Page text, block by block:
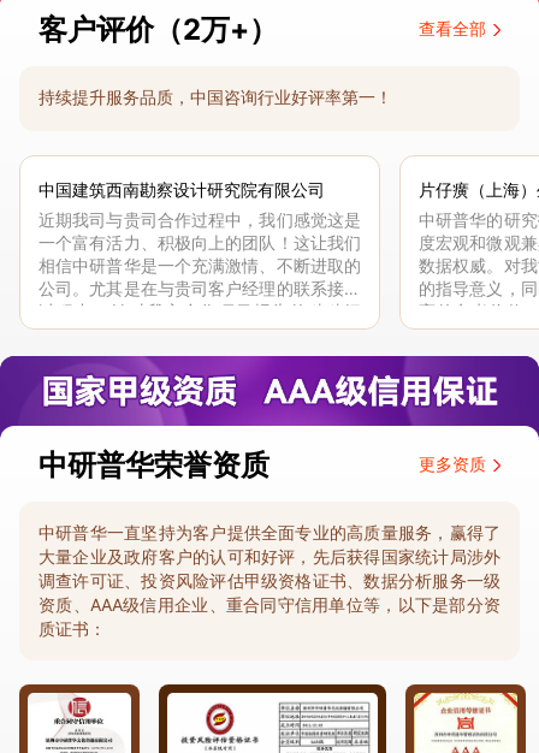
客户评价（2万+） 查看全部
持续提升服务品质，中国咨询行业好评率第一！
中国建筑西南勘察设计研究院有限公司
近期我司与贵司合作过程中，我们感觉这是
一个富有活力、积极向上的团队！这让我们
相信中研普华是一个充满激情、不断进取的
公司。尤其是在与贵司客户经理的联系接洽
过程中，针对我方合作项目报告的种种细
节，及时细致缜密地协助与项目部沟通、探
讨和完善...
片仔癀（上海
中研普华的研
度宏观和微观
数据权威。对
的指导意义，
高的参考价值
体化”服务和行
司继续...
中研普华荣誉资质 更多资质
中研普华一直坚持为客户提供全面专业的高质量服务，赢得了
大量企业及政府客户的认可和好评，先后获得国家统计局涉外
调查许可证、投资风险评估甲级资格证书、数据分析服务一级
资质、AAA级信用企业、重合同守信用单位等，以下是部分资
质证书：